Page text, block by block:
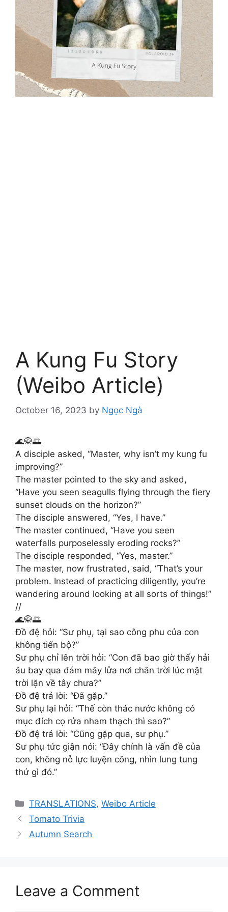
A Kung Fu Story
(Weibo Article)
October 16, 2023 by Ngọc Ngà
🌊🥋🌅
A disciple asked, “Master, why isn’t my kung fu
improving?”
The master pointed to the sky and asked,
“Have you seen seagulls flying through the fiery
sunset clouds on the horizon?”
The disciple answered, “Yes, I have.”
The master continued, “Have you seen
waterfalls purposelessly eroding rocks?”
The disciple responded, “Yes, master.”
The master, now frustrated, said, “That’s your
problem. Instead of practicing diligently, you’re
wandering around looking at all sorts of things!”
//
🌊🥋🌅
Đồ đệ hỏi: “Sư phụ, tại sao công phu của con
không tiến bộ?”
Sư phụ chỉ lên trời hỏi: “Con đã bao giờ thấy hải
âu bay qua đám mây lửa nơi chân trời lúc mặt
trời lặn về tây chưa?”
Đồ đệ trả lời: “Đã gặp.”
Sư phụ lại hỏi: “Thế còn thác nước không có
mục đích cọ rửa nham thạch thì sao?”
Đồ đệ trả lời: “Cũng gặp qua, sư phụ.”
Sư phụ tức giận nói: “Đây chính là vấn đề của
con, không nỗ lực luyện công, nhìn lung tung
thứ gì đó.”
Categories
TRANSLATIONS,Weibo Article
Tomato Trivia
Autumn Search
Leave a Comment